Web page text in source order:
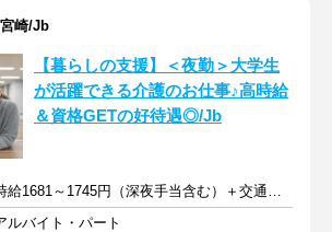
崎/Jb
【暮らしの支援】＜夜勤＞大学生
が活躍できる介護のお仕事♪高時給
＆資格GETの好待遇◎/Jb
時給1681～1745円（深夜手当含む）＋交通費支給
ルバイト・パート